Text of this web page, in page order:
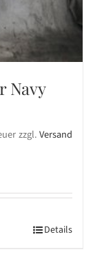
Navy
zzgl.Versand
Details